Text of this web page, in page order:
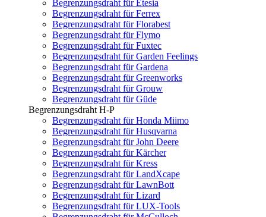
Begrenzungsdraht für Etesia
Begrenzungsdraht für Ferrex
Begrenzungsdraht für Florabest
Begrenzungsdraht für Flymo
Begrenzungsdraht für Fuxtec
Begrenzungsdraht für Garden Feelings
Begrenzungsdraht für Gardena
Begrenzungsdraht für Greenworks
Begrenzungsdraht für Grouw
Begrenzungsdraht für Güde
Begrenzungsdraht H-P
Begrenzungsdraht für Honda Miimo
Begrenzungsdraht für Husqvarna
Begrenzungsdraht für John Deere
Begrenzungsdraht für Kärcher
Begrenzungsdraht für Kress
Begrenzungsdraht für LandXcape
Begrenzungsdraht für LawnBott
Begrenzungsdraht für Lizard
Begrenzungsdraht für LUX-Tools